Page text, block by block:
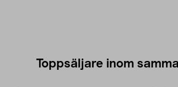
Toppsäljare inom